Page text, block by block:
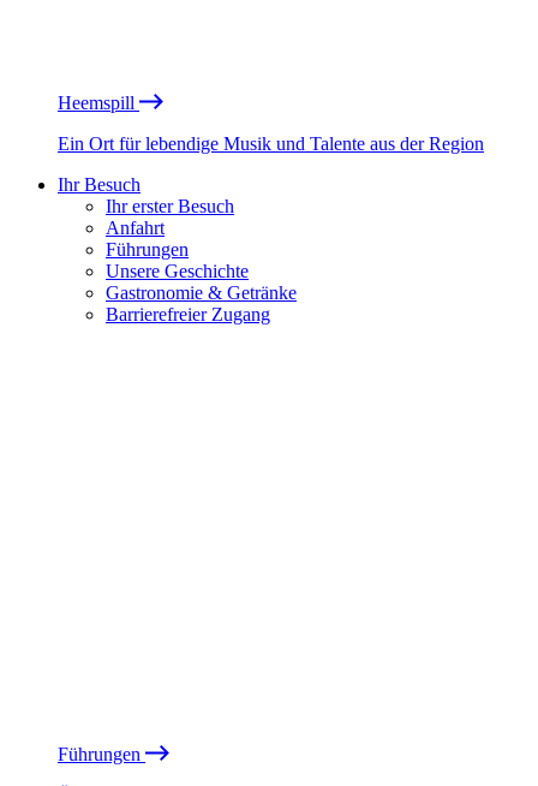
Heemspill
Ein Ort für lebendige Musik und Talente aus der Region
Ihr Besuch
Ihr erster Besuch
Anfahrt
Führungen
Unsere Geschichte
Gastronomie & Getränke
Barrierefreier Zugang
Führungen